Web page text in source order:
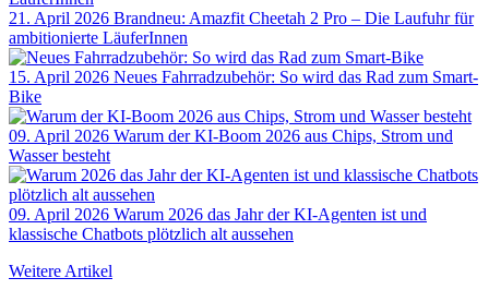
21. April 2026 Brandneu: Amazfit Cheetah 2 Pro – Die Laufuhr für
ambitionierte LäuferInnen
15. April 2026 Neues Fahrradzubehör: So wird das Rad zum Smart-
Bike
09. April 2026 Warum der KI-Boom 2026 aus Chips, Strom und
Wasser besteht
09. April 2026 Warum 2026 das Jahr der KI-Agenten ist und
klassische Chatbots plötzlich alt aussehen
Weitere Artikel